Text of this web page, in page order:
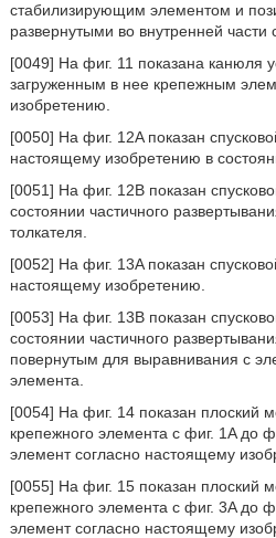
стабилизирующим элементом и
развернутыми во внутренней части
[0049] На фиг. 11 показана канюля
загруженным в нее крепежным
изобретению.
[0050] На фиг. 12A показан
настоящему изобретению в
[0051] На фиг. 12B показан
состоянии частичного
толкателя.
[0052] На фиг. 13A показан
настоящему изобретению.
[0053] На фиг. 13B показан
состоянии частичного
повернутым для выравнивания с
элемента.
[0054] На фиг. 14 показан плоский
крепежного элемента с фиг. 1A до
элемент согласно настоящему
[0055] На фиг. 15 показан плоский
крепежного элемента с фиг. 3A до
элемент согласно настоящему